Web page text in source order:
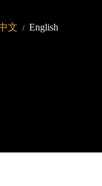
文 / English